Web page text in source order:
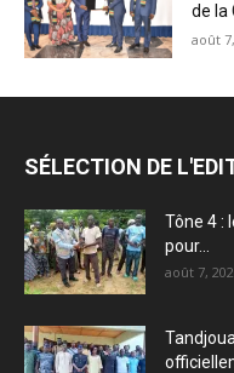
de la
août
SÉLECTION DE
Tône 4 :
pour...
août 7,